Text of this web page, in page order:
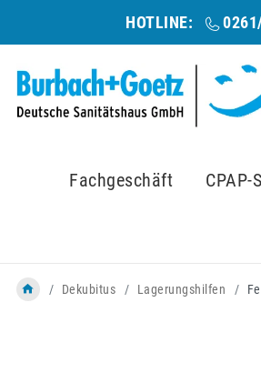
HOTLINE:
Fachgeschäft CPAP-
Dekubitus Lagerungshilfen